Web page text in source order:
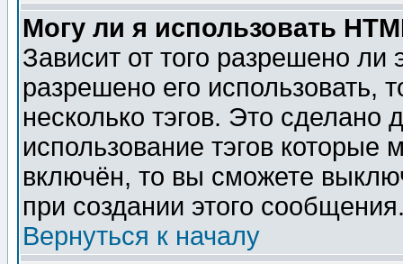
Могу ли я использовать
Зависит от того разрешено
разрешено его использовать,
несколько тэгов. Это сделано
использование тэгов
включён, то вы сможете
при создании этого
Вернуться к началу